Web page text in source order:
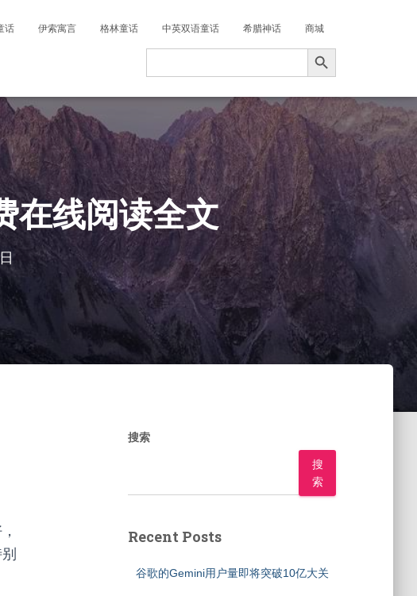
话 伊索寓言 格林童话 中英双语童话 希腊神话 商城
Search
搜索按钮
在线阅读全文
搜索
搜
索
Recent Posts
谷歌的Gemini用户量即将突破10亿大关